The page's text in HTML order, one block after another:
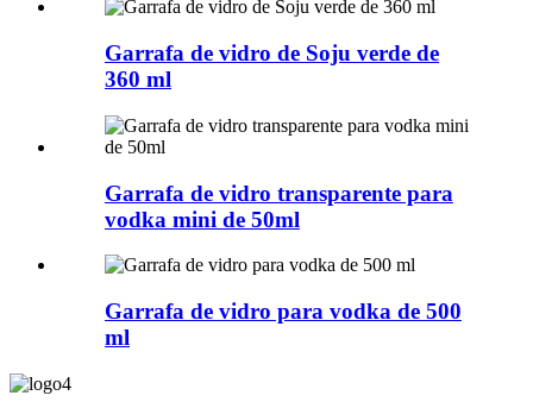
Garrafa de vidro de Soju verde de
360 ​​ml
Garrafa de vidro transparente para
vodka mini de 50ml
Garrafa de vidro para vodka de 500
ml